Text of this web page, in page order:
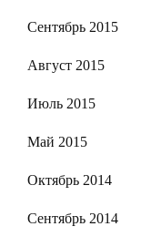
Сентябрь 2015
Август 2015
Июль 2015
Май 2015
Октябрь 2014
Сентябрь 2014